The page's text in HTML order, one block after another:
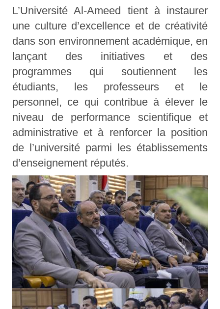
L’Université Al-Ameed tient à instaurer
une culture d’excellence et de créativité
dans son environnement académique, en
lançant des initiatives et des
programmes qui soutiennent les
étudiants, les professeurs et le
personnel, ce qui contribue à élever le
niveau de performance scientifique et
administrative et à renforcer la position
de l’université parmi les établissements
d’enseignement réputés.